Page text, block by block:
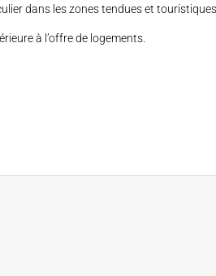
dans les zones tendues et touristiques
à l’offre de logements.